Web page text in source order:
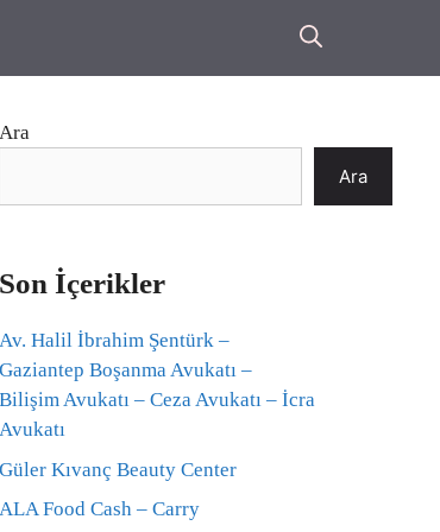
Ara
Ara
Son İçerikler
Av. Halil İbrahim Şentürk –
Gaziantep Boşanma Avukatı –
Bilişim Avukatı – Ceza Avukatı – İcra
Avukatı
Güler Kıvanç Beauty Center
ALA Food Cash – Carry